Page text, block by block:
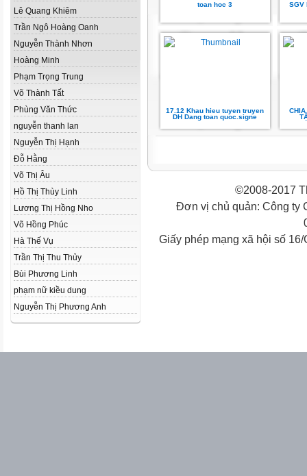
Lê Quang Khiêm
Trần Ngô Hoàng Oanh
Nguyễn Thành Nhơn
Hoàng Minh
Phạm Trọng Trung
Võ Thành Tất
Phùng Văn Thức
nguyễn thanh lan
Nguyễn Thị Hạnh
Đỗ Hằng
Võ Thị Âu
Hồ Thị Thùy Linh
Lương Thị Hồng Nho
Võ Hồng Phúc
Hà Thế Vụ
Trần Thị Thu Thủy
Bùi Phương Linh
phạm nữ kiều dung
Nguyễn Thị Phương Anh
toan hoc 3 SGV
17.12 Khau hieu tuyen truyen
DH Dang toan quoc.signe
©2008-2017
Đơn vị chủ quản: Công ty
Giấy phép mạng xã hội số